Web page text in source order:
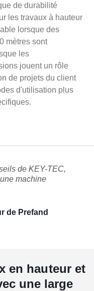
de durabilité
les travaux à hauteur
lorsque des
mètres sont
les
jouent un rôle
de projets du client
d'utilisation plus
de KEY-TEC,
machine
de Prefand
en hauteur et
une large